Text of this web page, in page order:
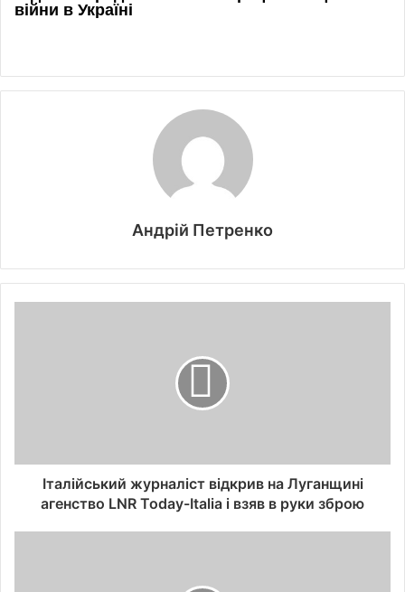
Андрій Петренко
Італійський журналіст відкрив на Луганщині
агенство LNR Today-Italia і взяв в руки зброю